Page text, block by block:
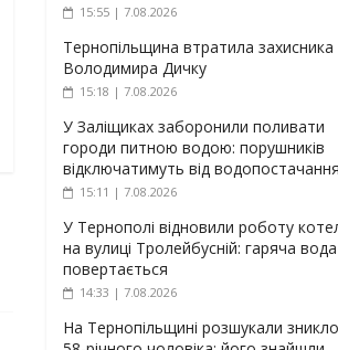
15:55 | 7.08.2026
Тернопільщина втратила захисника
Володимира Дичку
15:18 | 7.08.2026
У Заліщиках заборонили поливати
городи питною водою: порушників
відключатимуть від водопостачання
15:11 | 7.08.2026
У Тернополі відновили роботу
на вулиці Тролейбусній: гаряча вода
повертається
14:33 | 7.08.2026
На Тернопільщині розшукали